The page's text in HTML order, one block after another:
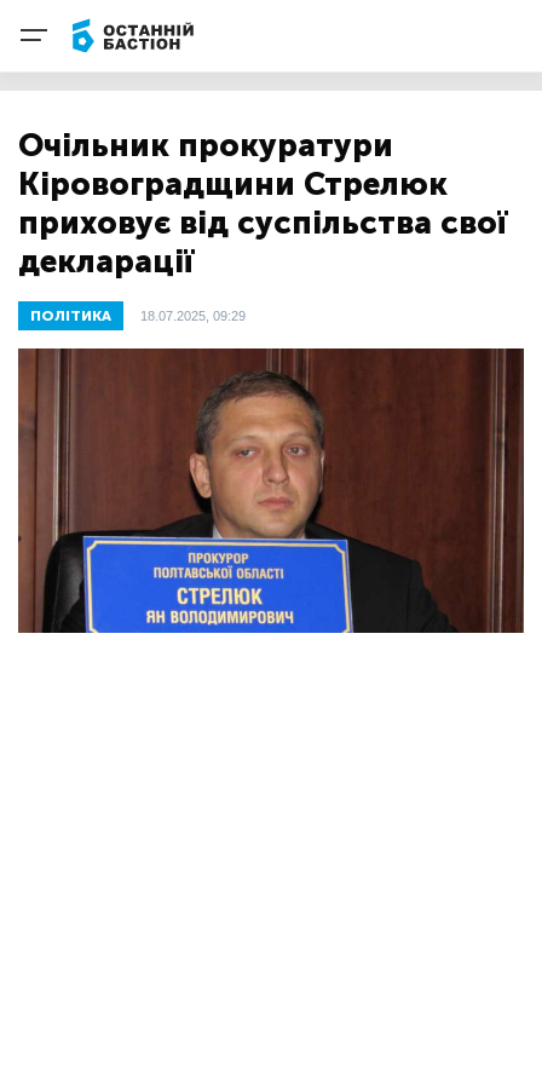
Очільник прокуратури
Кіровоградщини Стрелюк
приховує від суспільства свої
декларації
ПОЛІТИКА 18.07.2025, 09:29